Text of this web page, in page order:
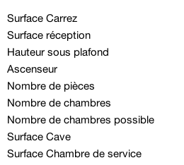
Surface Carrez
Surface réception
Hauteur sous plafond
Ascenseur
Nombre de pièces
Nombre de chambres
Nombre de chambres possible
Surface Cave
Surface Chambre de service